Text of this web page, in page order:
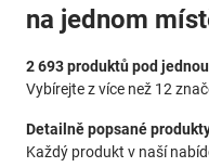
na jednom
2 693 produktů pod
Vybírejte z více než 12
Detailně popsané
Každý produkt v naší